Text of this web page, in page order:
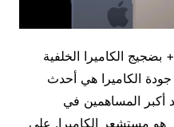
ريدمي نوت 13 برو+ بضجيج الكاميرا الخلفية
ميجابكسل. جودة الكاميرا هي أحدث
أكبر المساهمين في
مستشعر الكاميرا. على